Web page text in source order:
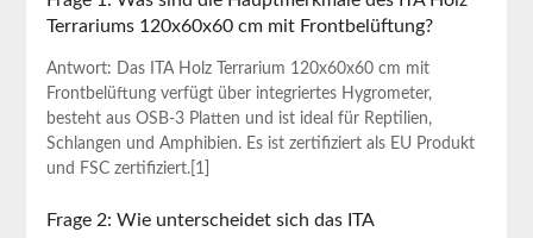
Terrariums 120x60x60 cm mit Frontbelüftung?
Antwort: Das‌ ITA Holz Terrarium​ 120x60x60 cm mit
Frontbelüftung verfügt über⁤ integriertes Hygrometer,
besteht aus OSB-3 Platten und ist⁢ ideal⁣ für Reptilien,
Schlangen und Amphibien. ‌Es ist zertifiziert als EU Produkt
und FSC zertifiziert.[1]
Frage 2: Wie unterscheidet sich das ITA